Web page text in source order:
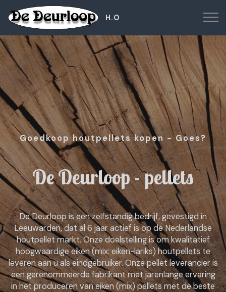
H.O
Goedkoop houtpellets kopen - Goes?
De Deurloop - pellets
De Deurloop is een zelfstandig bedrijf, gevestigd in
Leeuwarden, dat al 6 jaar actief is op de Nederlandse
houtpellet markt. Onze doelstelling is om kwalitatief
hoogwaardige eiken (mix: eiken-lariks) houtpellets te
leveren aan u als eindgebruiker. Onze pellet leverancier is
een gerenommeerde fabrikant met jarenlange ervaring
in het produceren van eiken (mix) pellets met de beste